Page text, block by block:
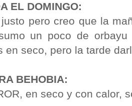
EL DOMINGO:
pero creo que la
un poco de orbayu
en seco, pero la tarde
BEHOBIA:
en seco y con calor,